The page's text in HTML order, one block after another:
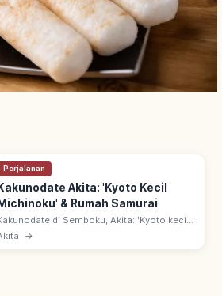
Perjalanan
Kakunodate Akita: 'Kyoto Kecil
Michinoku' & Rumah Samurai
di Semboku, Akita: 'Kyoto kecil
dengan rumah samurai di
→